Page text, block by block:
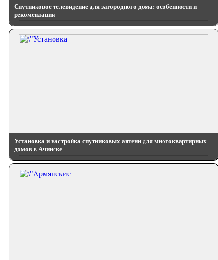
Спутниковое телевидение для загородного дома: особенности и
рекомендации
Установка и настройка спутниковых антенн для многоквартирных
домов в Ачинске